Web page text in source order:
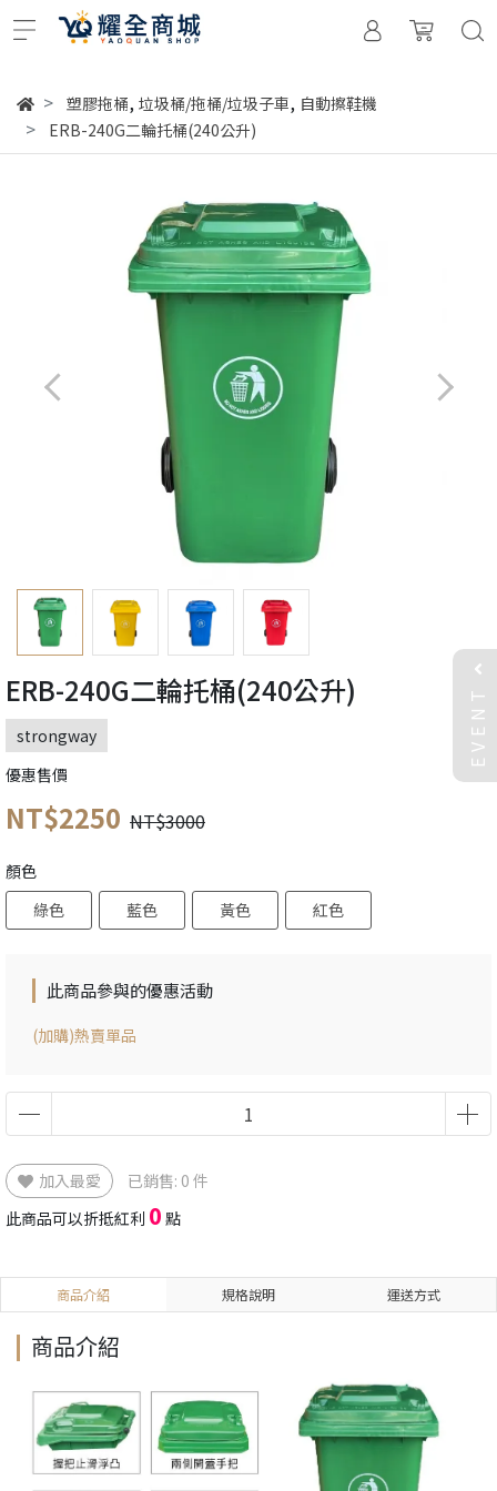
塑膠拖桶, 垃圾桶/拖桶/垃圾子車, 自動擦鞋機
ERB-240G二輪托桶(240公升)
ERB-240G二輪托桶(240公升)
strongway
優惠售價
NT$2250 NT$3000
顏色
綠色
藍色 黃色 紅色
此商品參與的優惠活動
(加購)熱賣單品
加入最愛
已銷售: 0 件
此商品可以折抵紅利 0 點
商品介紹 規格說明 運送方式
商品介紹
EVENT